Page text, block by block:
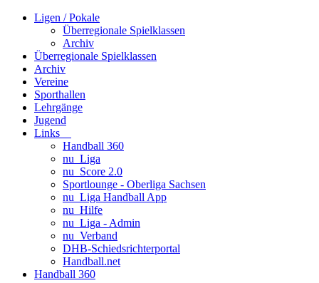
Ligen / Pokale
Überregionale Spielklassen
Archiv
Überregionale Spielklassen
Archiv
Vereine
Sporthallen
Lehrgänge
Jugend
Links
Handball 360
nu_Liga
nu_Score 2.0
Sportlounge - Oberliga Sachsen
nu_Liga Handball App
nu_Hilfe
nu_Liga - Admin
nu_Verband
DHB-Schiedsrichterportal
Handball.net
Handball 360